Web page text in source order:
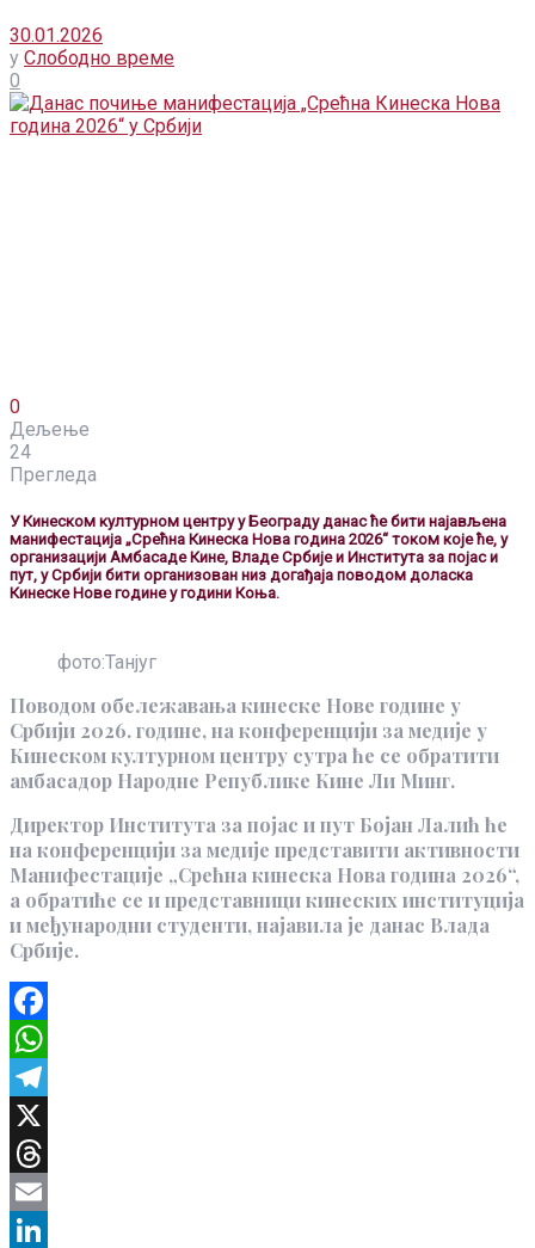
30.01.2026
у Слободно време
0
0
Дељење
24
Прегледа
У Кинеском културном центру у Београду данас ће бити најављена
манифестација „Срећна Кинеска Нова година 2026“ током које ће, у
организацији Амбасаде Кине, Владе Србије и Института за појас и
пут, у Србији бити организован низ догађаја поводом доласка
Кинеске Нове године у години Коња.
фото:Танјуг
Поводом обележавања кинеске Нове године у
Србији 2026. године, на конференцији за медије у
Кинеском културном центру сутра ће се обратити
амбасадор Народне Републике Кине Ли Минг.
Директор Института за појас и пут Бојан Лалић ће
на конференцији за медије представити активности
Манифестације „Срећна кинеска Нова година 2026“,
а обратиће се и представници кинеских институција
и међународни студенти, најавила је данас Влада
Србије.
Facebook
WhatsApp
Telegram
X
Threads
Email